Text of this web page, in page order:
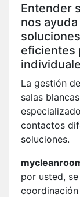
Entender
nos
eficientes
La gestión
salas
contactos
soluciones.
por usted,